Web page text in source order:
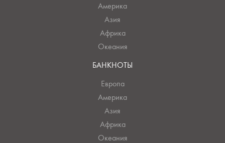
Америка
Азия
Африка
Океания
БАНКНОТЫ
Европа
Америка
Азия
Африка
Океания